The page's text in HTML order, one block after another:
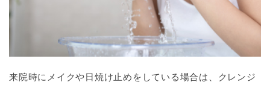
来院時にメイクや日焼け止めをしている場合は、クレンジ